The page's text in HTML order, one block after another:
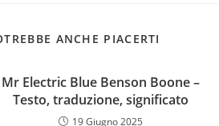
ANCHE PIACERTI
Mr Electric Blue Benson Boone –
Testo, traduzione, significato
19 Giugno 2025